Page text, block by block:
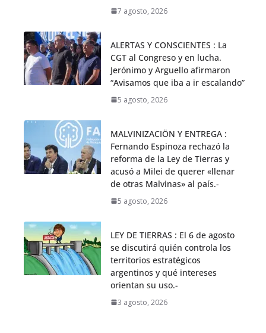
7 agosto, 2026
ALERTAS Y CONSCIENTES : La
CGT al Congreso y en lucha.
Jerónimo y Arguello afirmaron
“Avisamos que iba a ir escalando”
5 agosto, 2026
MALVINIZACIÖN Y ENTREGA :
Fernando Espinoza rechazó la
reforma de la Ley de Tierras y
acusó a Milei de querer «llenar
de otras Malvinas» al país.-
5 agosto, 2026
LEY DE TIERRAS : El 6 de agosto
se discutirá quién controla los
territorios estratégicos
argentinos y qué intereses
orientan su uso.-
3 agosto, 2026